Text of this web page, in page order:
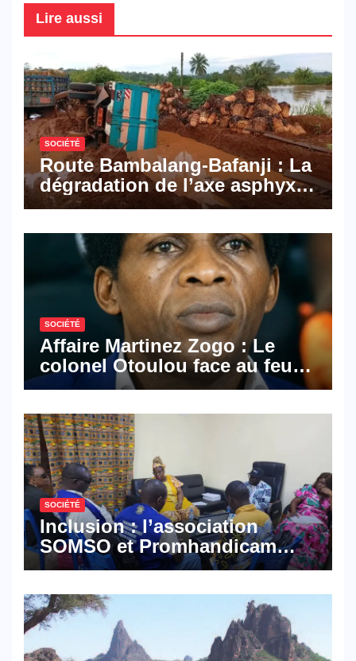
Lire aussi
SOCIÉTÉ
Route Bambalang-Bafanji : La
dégradation de l’axe asphyxie
les activités économiques
SOCIÉTÉ
Affaire Martinez Zogo : Le
colonel Otoulou face au feu
croisé des avocats de la
SOCIÉTÉ
Inclusion : l’association
SOMSO et Promhandicam
militent en faveur d’une
hôtellerie-restauration